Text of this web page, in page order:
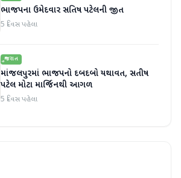
ભાજપના ઉમેદવાર સતિષ પટેલની જીત
5 દિવસ પહેલા
ગુજરાત
માંજલપુરમાં ભાજપનો દબદબો યથાવત, સતીષ
પટેલ મોટા માર્જિનથી આગળ
5 દિવસ પહેલા